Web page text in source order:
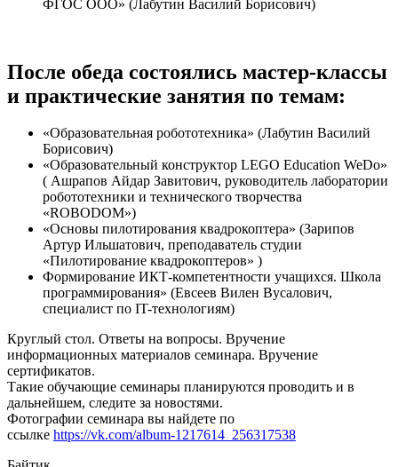
ФГОС ООО» (Лабутин Василий Борисович)
После обеда состоялись мастер-классы
и практические занятия по темам:
«Образовательная робототехника» (Лабутин Василий
Борисович)
«Образовательный конструктор LEGO Education WeDo»
( Ашрапов Айдар Завитович, руководитель лаборатории
робототехники и технического творчества
«ROBODOM»)
«Основы пилотирования квадрокоптера» (Зарипов
Артур Ильшатович, преподаватель студии
«Пилотирование квадрокоптеров» )
Формирование ИКТ-компетентности учащихся. Школа
программирования» (Евсеев Вилен Вусалович,
специалист по IT-технологиям)
Круглый стол. Ответы на вопросы. Вручение
информационных материалов семинара. Вручение
сертификатов.
Такие обучающие семинары планируются проводить и в
дальнейшем, следите за новостями.
Фотографии семинара вы найдете по
ссылке https://vk.com/album-1217614_256317538